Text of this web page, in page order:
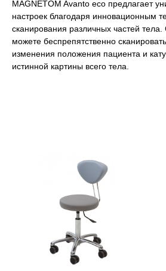
MAGNETOM Avanto eco предлагает
настроек благодаря инновационным
сканирования различных частей
можете беспрепятственно
изменения положения пациента и
истинной картины всего тела.